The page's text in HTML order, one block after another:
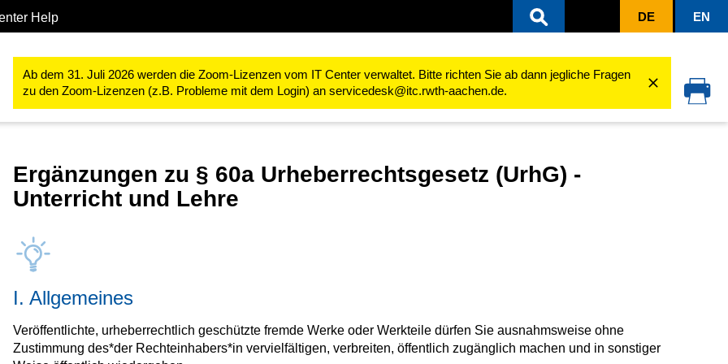
Help DE EN
Ab dem 31. Juli 2026 werden die Zoom-Lizenzen vom IT Center verwaltet. Bitte richten Sie ab dann jegliche Fragen
zu den Zoom-Lizenzen (z.B. Probleme mit dem Login) an servicedesk@itc.rwth-aachen.de.
Studium & Lehre RWTHmoodle Rechtliches und Datenschutz Merkblätter zum Urheberrecht
Ergänzungen zu § 60a Urheberrechtsgesetz (UrhG) -
Unterricht und Lehre
I. Allgemeines
Veröffentlichte, urheberrechtlich geschützte fremde Werke oder Werkteile dürfen Sie ausnahmsweise ohne
Zustimmung des*der Rechteinhabers*in vervielfältigen, verbreiten, öffentlich zugänglich machen und in sonstiger